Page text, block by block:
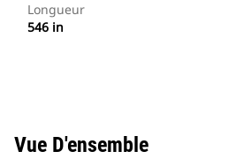
Longueur
546 in
Vue D'ensemble